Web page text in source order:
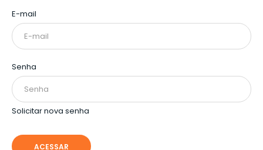
E-mail
Senha
Solicitar nova senha